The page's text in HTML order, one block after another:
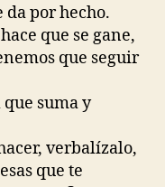
da por hecho.
que se gane,
que seguir
suma y
verbalízalo,
que te